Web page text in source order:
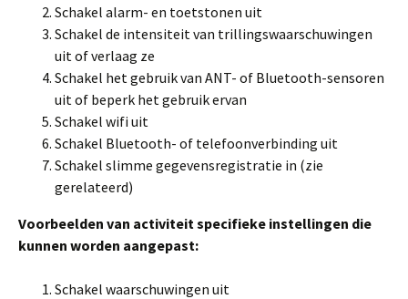
Schakel alarm- en toetstonen uit
Schakel de intensiteit van trillingswaarschuwingen
uit of verlaag ze
Schakel het gebruik van ANT- of Bluetooth-sensoren
uit of beperk het gebruik ervan
Schakel wifi uit
Schakel Bluetooth- of telefoonverbinding uit
Schakel slimme gegevensregistratie in (zie
gerelateerd)
Voorbeelden van activiteit specifieke instellingen die
kunnen worden aangepast:
Schakel waarschuwingen uit